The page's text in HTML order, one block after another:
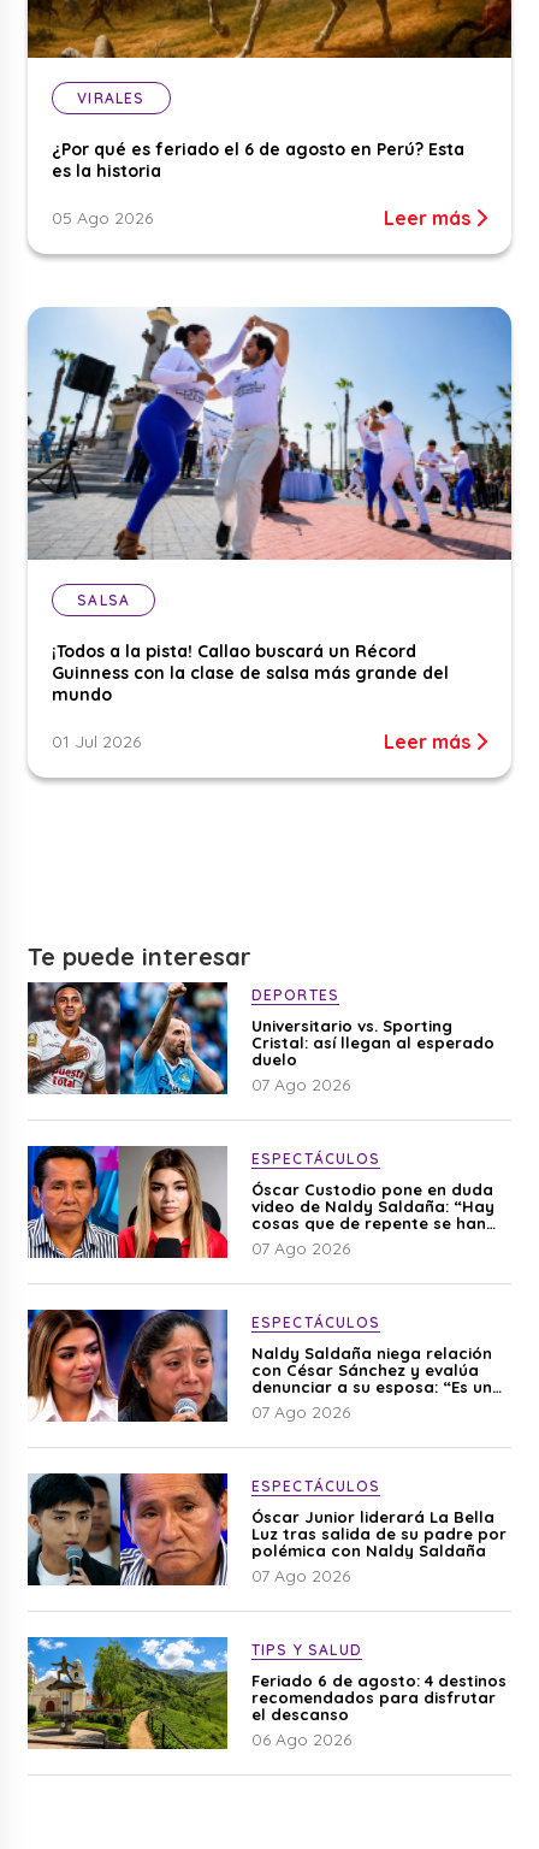
VIRALES
¿Por qué es feriado el 6 de agosto en Perú? Esta
es la historia
05 Ago 2026 Leer más
SALSA
¡Todos a la pista! Callao buscará un Récord
Guinness con la clase de salsa más grande del
mundo
01 Jul 2026 Leer más
Te puede interesar
DEPORTES
Universitario vs. Sporting
Cristal: así llegan al esperado
duelo
07 Ago 2026
ESPECTÁCULOS
Óscar Custodio pone en duda
video de Naldy Saldaña: “Hay
cosas que de repente se han
editado”
07 Ago 2026
ESPECTÁCULOS
Naldy Saldaña niega relación
con César Sánchez y evalúa
denunciar a su esposa: “Es una
difamación”
07 Ago 2026
ESPECTÁCULOS
Óscar Junior liderará La Bella
Luz tras salida de su padre por
polémica con Naldy Saldaña
07 Ago 2026
TIPS Y SALUD
Feriado 6 de agosto: 4 destinos
recomendados para disfrutar
el descanso
06 Ago 2026